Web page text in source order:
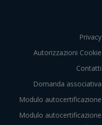
Privacy
Autorizzazioni Cookie
Contatti
Domanda associativa
Modulo autocertificazione
Modulo autocertificazione